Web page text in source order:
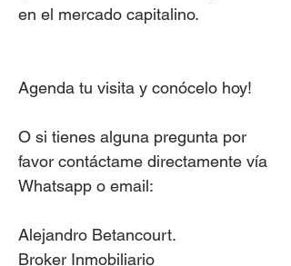
en el mercado capitalino.
Agenda tu visita y conócelo hoy!
O si tienes alguna pregunta por
favor contáctame directamente vía
Whatsapp o email:
Alejandro Betancourt.
Broker Inmobiliario